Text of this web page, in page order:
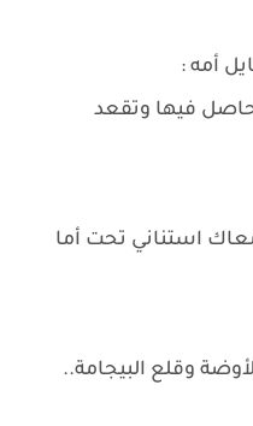
أمه :
حاصل فيها وتقعد
معاك استناني تحت أما
وقلع البيجامة..